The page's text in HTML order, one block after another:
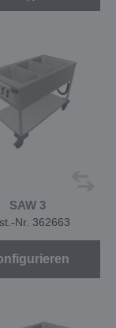
SAW 3
Nr. 362663